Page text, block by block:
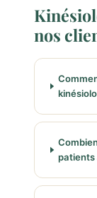
nos
patients